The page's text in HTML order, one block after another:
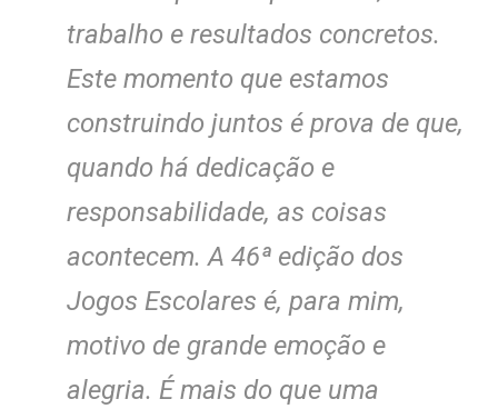
trabalho e resultados concretos.
Este momento que estamos
construindo juntos é prova de que,
quando há dedicação e
responsabilidade, as coisas
acontecem. A 46ª edição dos
Jogos Escolares é, para mim,
motivo de grande emoção e
alegria. É mais do que uma